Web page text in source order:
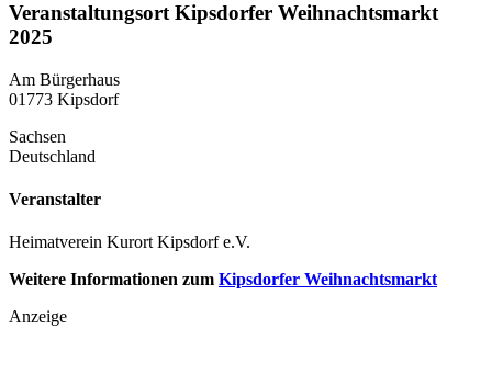
Veranstaltungsort Kipsdorfer Weihnachtsmarkt
2025
Am Bürgerhaus
01773 Kipsdorf
Sachsen
Deutschland
Veranstalter
Heimatverein Kurort Kipsdorf e.V.
Weitere Informationen zum Kipsdorfer Weihnachtsmarkt
Anzeige